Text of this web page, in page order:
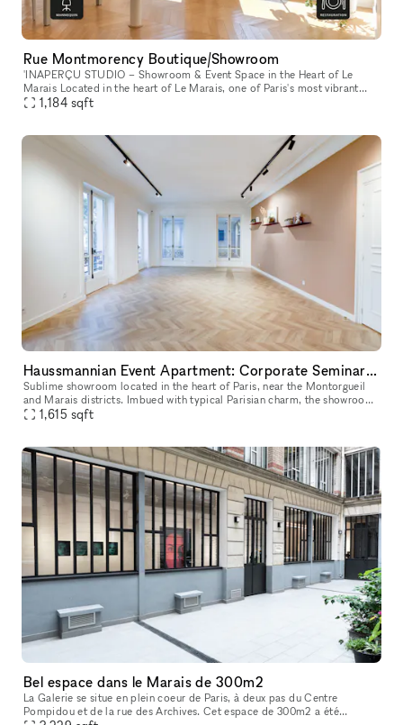
Rue Montmorency Boutique/Showroom
'INAPERÇU STUDIO – Showroom & Event Space in the Heart of Le
Marais Located in the heart of Le Marais, one of Paris's most vibrant
and sought-after neighborhoods, L'INAPERÇU STUDIO is a versatile ve
1,184 sqft
Haussmannian Event Apartment: Corporate Seminars, Conferences, Showrooms...
Sublime showroom located in the heart of Paris, near the Montorgueil
and Marais districts. Imbued with typical Parisian charm, the showroom
offers an incomparable showcase. You can rent it to highlig
1,615 sqft
Bel espace dans le Marais de 300m2
La Galerie se situe en plein coeur de Paris, à deux pas du Centre
Pompidou et de la rue des Archives. Cet espace de 300m2 a été